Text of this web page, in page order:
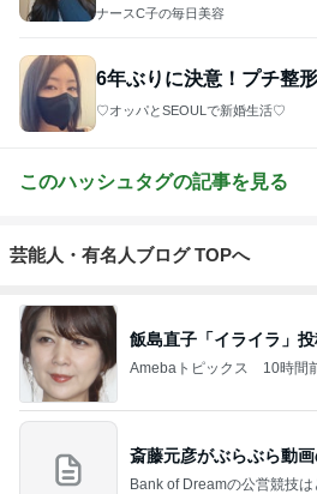
ナースC子の毎日美容
6年ぶりに決意！プチ整
♡オッパとSEOULで新婚生活♡
このハッシュタグの記事を見る
芸能人・有名人ブログ TOPへ
飯島直子「イライラ」
Amebaトピックス 10時間
斎藤元彦がぶらぶら動
Bank of Dreamの公営競技は